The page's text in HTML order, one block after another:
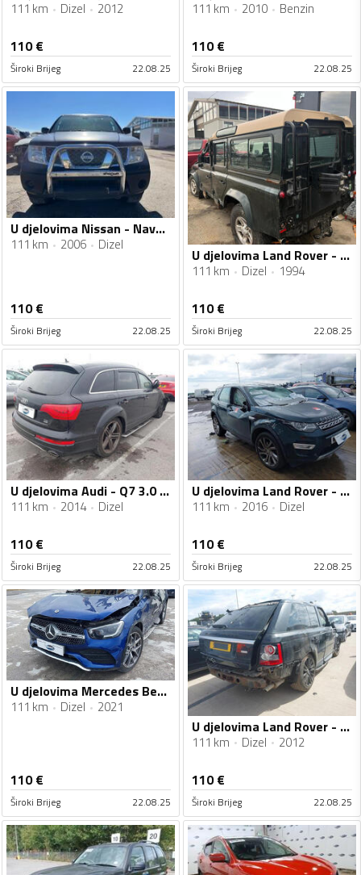
111 km Dizel 2012
110€
Široki Brijeg 22.08.25
111 km 2010 Benzin
110€
Široki Brijeg 22.08.25
U djelovima Nissan - Navara 2006
111 km 2006 Dizel
110€
Široki Brijeg 22.08.25
U djelovima Land Rover - Defender td5
111 km Dizel 1994
110€
Široki Brijeg 22.08.25
U djelovima Audi - Q7 3.0 TDI
111 km 2014 Dizel
110€
Široki Brijeg 22.08.25
U djelovima Land Rover - Discovery Sport 2.0D
111 km 2016 Dizel
110€
Široki Brijeg 22.08.25
U djelovima Mercedes Benz - GLC 300 300CDI
111 km Dizel 2021
110€
Široki Brijeg 22.08.25
U djelovima Land Rover - Range Rover Sport 3.0 v6
111 km Dizel 2012
110€
Široki Brijeg 22.08.25